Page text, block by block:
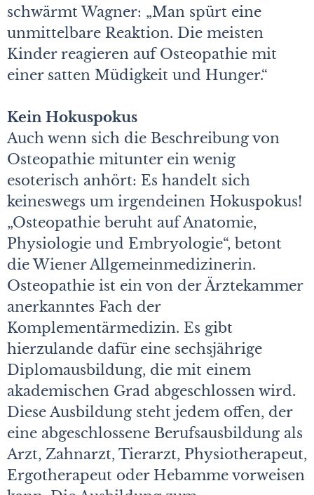
schwärmt Wagner: „Man spürt eine
unmittelbare Reaktion. Die meisten
Kinder reagieren auf Osteopathie mit
einer satten Müdigkeit und Hunger.“
Kein Hokuspokus
Auch wenn sich die Beschreibung von
Osteopathie mitunter ein wenig
esoterisch anhört: Es handelt sich
keineswegs um irgendeinen Hokuspokus!
„Osteopathie beruht auf Anatomie,
Physiologie und Embryologie“, betont
die Wiener Allgemeinmedizinerin.
Osteopathie ist ein von der Ärztekammer
anerkanntes Fach der
Komplementärmedizin. Es gibt
hierzulande dafür eine sechsjährige
Diplomausbildung, die mit einem
akademischen Grad abgeschlossen wird.
Diese Ausbildung steht jedem offen, der
eine abgeschlossene Berufsausbildung als
Arzt, Zahnarzt, Tierarzt, Physiotherapeut,
Ergotherapeut oder Hebamme vorweisen